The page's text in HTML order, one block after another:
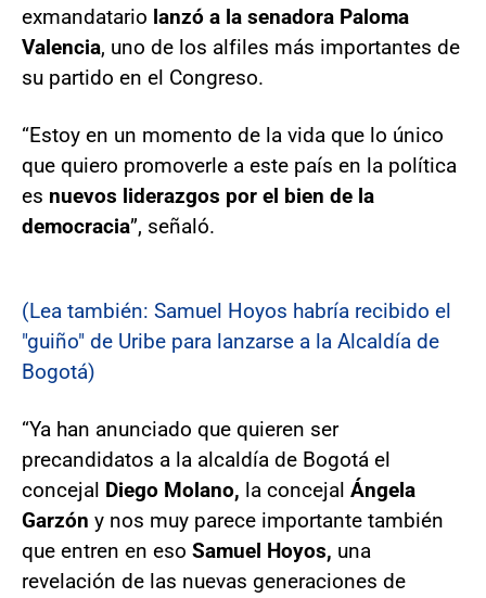
exmandatario lanzó a la senadora Paloma
Valencia, uno de los alfiles más importantes de
su partido en el Congreso.
“Estoy en un momento de la vida que lo único
que quiero promoverle a este país en la política
es nuevos liderazgos por el bien de la
democracia”, señaló.
(Lea también: Samuel Hoyos habría recibido el
"guiño" de Uribe para lanzarse a la Alcaldía de
Bogotá)
“Ya han anunciado que quieren ser
precandidatos a la alcaldía de Bogotá el
concejal Diego Molano, la concejal Ángela
Garzón y nos muy parece importante también
que entren en eso Samuel Hoyos, una
revelación de las nuevas generaciones de